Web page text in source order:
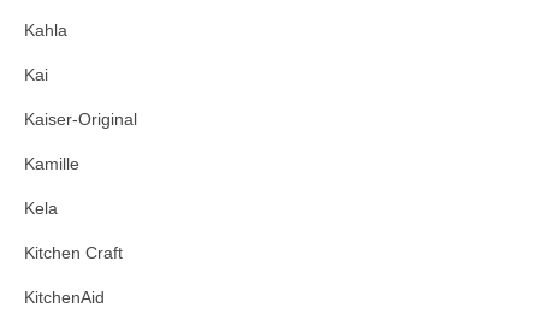
Kahla
Kai
Kaiser-Original
Kamille
Kela
Kitchen Craft
KitchenAid